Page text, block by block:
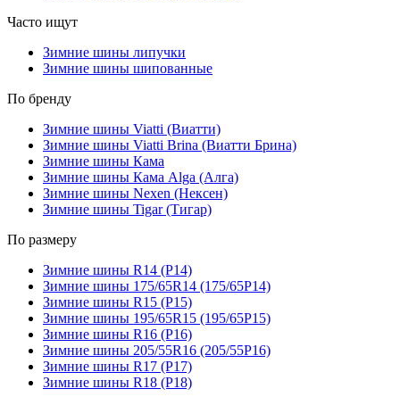
Часто ищут
Зимние шины липучки
Зимние шины шипованные
По бренду
Зимние шины Viatti (Виатти)
Зимние шины Viatti Brina (Виатти Брина)
Зимние шины Кама
Зимние шины Кама Alga (Алга)
Зимние шины Nexen (Нексен)
Зимние шины Tigar (Тигар)
По размеру
Зимние шины R14 (Р14)
Зимние шины 175/65R14 (175/65Р14)
Зимние шины R15 (Р15)
Зимние шины 195/65R15 (195/65Р15)
Зимние шины R16 (Р16)
Зимние шины 205/55R16 (205/55Р16)
Зимние шины R17 (Р17)
Зимние шины R18 (Р18)